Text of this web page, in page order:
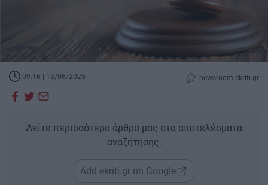
09:16 | 13/06/2025 newsroom ekriti.gr
Δείτε περισσότερα άρθρα μας στα αποτελέσματα
αναζήτησης.
Add ekriti.gr on Google